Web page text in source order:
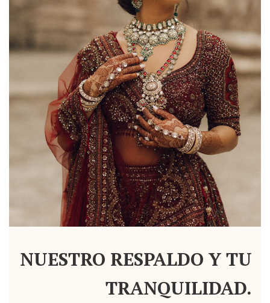
NUESTRO RESPALDO Y TU
TRANQUILIDAD.